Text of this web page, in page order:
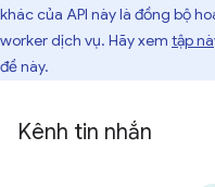
khác của API này là đồng bộ
worker dịch vụ. Hãy xem tập
đề này.
Kênh tin nhắn